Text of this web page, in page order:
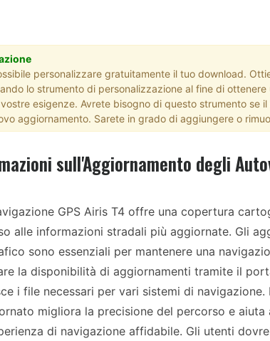
personalizzare gratuitamente il tuo download.
lo strumento di personalizzazione al fine di
esigenze. Avrete bisogno di questo strumento se
aggiornamento. Sarete in grado di aggiungere o
sull'Aggiornamento degli
GPS Airis T4 offre una copertura
alle informazioni stradali più aggiornate. Gli
sono essenziali per mantenere una
la disponibilità di aggiornamenti tramite il
i file necessari per vari sistemi di navigazione.
migliora la precisione del percorso e
di navigazione affidabile. Gli utenti